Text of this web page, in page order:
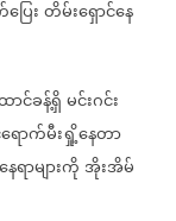
ေးတိမ်းရှောင်နေ
င်ခန့်ရှိမင်းဂင်း
ောက်မီးရှို့နေတာ
နေရာများကိုအိုးအိမ်